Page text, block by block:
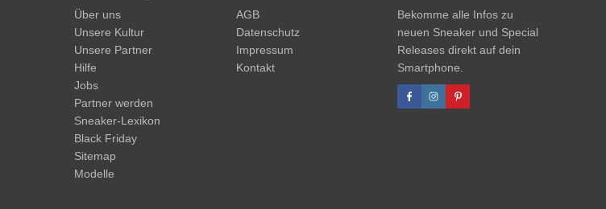
Über uns
Unsere Kultur
Unsere Partner
Hilfe
Jobs
Partner werden
Sneaker-Lexikon
Black Friday
Sitemap
Modelle
AGB
Datenschutz
Impressum
Kontakt
Bekomme alle Infos zu
neuen Sneaker und Special
Releases direkt auf dein
Smartphone.